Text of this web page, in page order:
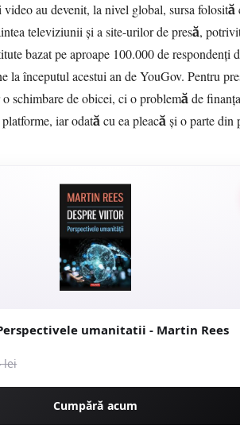
video au devenit, la nivel global, sursa folosită
televiziunii și a site-urilor de presă,
bazat pe aproape 100.000 de respondenți
la începutul acestui an de YouGov. Pentru
o schimbare de obicei, ci o problemă de
iar odată cu ea pleacă și o parte din
umanitatii - Martin Rees
lei
Cumpără acum